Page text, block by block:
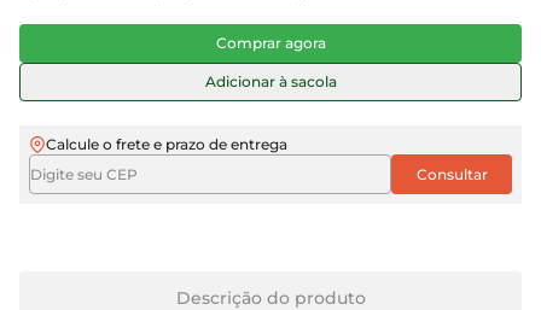
Comprar agora
Adicionar à sacola
Calcule o frete e prazo de entrega
Descrição do produto